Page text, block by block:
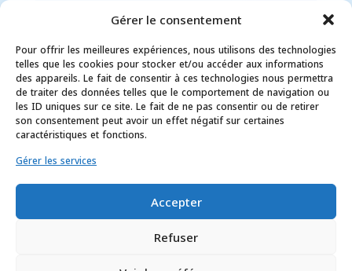
Gérer le consentement
Pour offrir les meilleures expériences, nous utilisons des technologies
telles que les cookies pour stocker et/ou accéder aux informations
des appareils. Le fait de consentir à ces technologies nous permettra
de traiter des données telles que le comportement de navigation ou
les ID uniques sur ce site. Le fait de ne pas consentir ou de retirer
son consentement peut avoir un effet négatif sur certaines
caractéristiques et fonctions.
Gérer les services
Accepter
Refuser